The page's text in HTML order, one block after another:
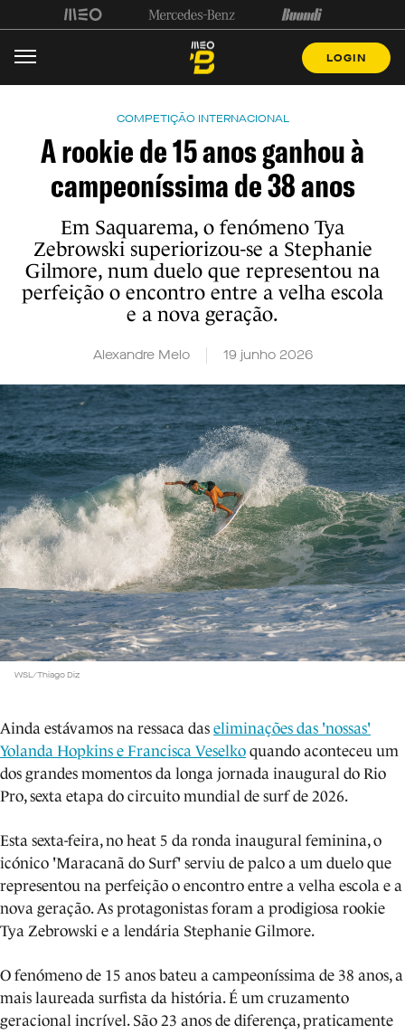
LOGIN
COMPETIÇÃO INTERNACIONAL
A rookie de 15 anos ganhou à
campeoníssima de 38 anos
Em Saquarema, o fenómeno Tya
Zebrowski superiorizou-se a Stephanie
Gilmore, num duelo que representou na
perfeição o encontro entre a velha escola
e a nova geração.
Alexandre Melo 19 junho 2026
WSL/Thiago Diz
Ainda estávamos na ressaca das eliminações das 'nossas'
Yolanda Hopkins e Francisca Veselko quando aconteceu um
dos grandes momentos da longa jornada inaugural do Rio
Pro, sexta etapa do circuito mundial de surf de 2026.
Esta sexta-feira, no heat 5 da ronda inaugural feminina, o
icónico 'Maracanã do Surf' serviu de palco a um duelo que
representou na perfeição o encontro entre a velha escola e a
nova geração. As protagonistas foram a prodigiosa rookie
Tya Zebrowski e a lendária Stephanie Gilmore.
O fenómeno de 15 anos bateu a campeoníssima de 38 anos, a
mais laureada surfista da história. É um cruzamento
geracional incrível. São 23 anos de diferença, praticamente